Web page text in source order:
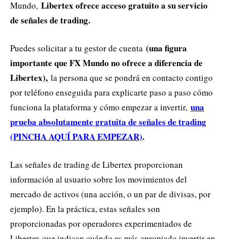
Mundo, Libertex ofrece acceso gratuito a su servicio
de señales de trading.
Puedes solicitar a tu gestor de cuenta (una figura
importante que FX Mundo no ofrece a diferencia de
Libertex), la persona que se pondrá en contacto contigo
por teléfono enseguida para explicarte paso a paso cómo
funciona la plataforma y cómo empezar a invertir, una
prueba absolutamente gratuita de señales de trading
(PINCHA AQUÍ PARA EMPEZAR).
Las señales de trading de Libertex proporcionan
información al usuario sobre los movimientos del
mercado de activos (una acción, o un par de divisas, por
ejemplo). En la práctica, estas señales son
proporcionadas por operadores experimentados de